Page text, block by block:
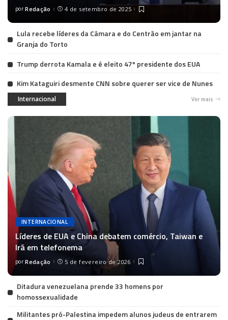
por Redação 4 de setembro de 2025
Lula recebe líderes da Câmara e do Centrão em jantar na
Granja do Torto
Trump derrota Kamala e é eleito 47º presidente dos EUA
Kim Kataguiri desmente CNN sobre querer ser vice de Nunes
Internacional Ver mais
INTERNACIONAL
Líderes de EUA e China debatem comércio, Taiwan e
Irã em telefonema
por Redação 5 de fevereiro de 2026
Ditadura venezuelana prende 33 homens por
homossexualidade
Militantes pró-Palestina impedem alunos judeus de entrarem